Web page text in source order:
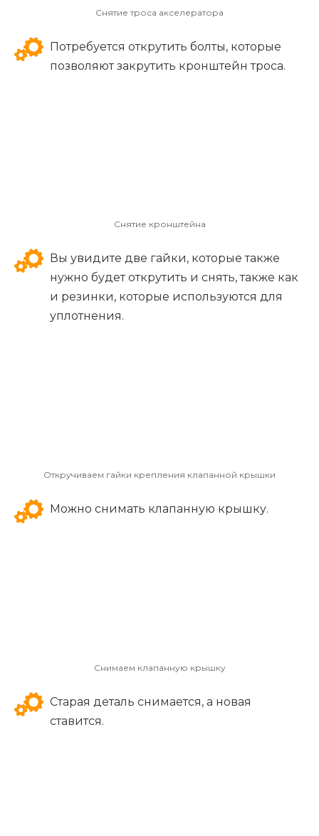
Снятие троса акселератора
Потребуется открутить болты, которые
позволяют закрутить кронштейн троса.
Снятие кронштейна
Вы увидите две гайки, которые также
нужно будет открутить и снять, также как
и резинки, которые используются для
уплотнения.
Откручиваем гайки крепления клапанной крышки
Можно снимать клапанную крышку.
Снимаем клапанную крышку
Старая деталь снимается, а новая
ставится.